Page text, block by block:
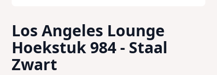
Los Angeles Lounge
Hoekstuk 984 - Staal
Zwart